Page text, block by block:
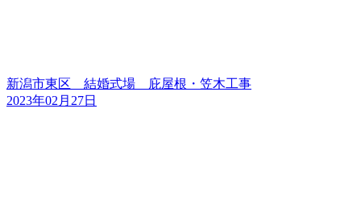
新潟市東区 結婚式場 庇屋根・笠木工事
2023年02月27日